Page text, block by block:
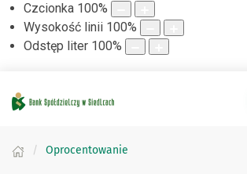
Czcionka 100%
Wysokość linii 100%
Odstęp liter 100%
Oprocentowanie